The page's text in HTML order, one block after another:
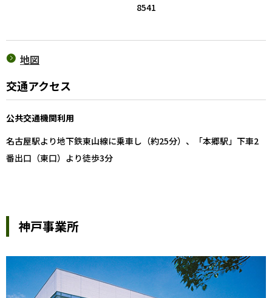
8541
地図
交通アクセス
公共交通機関利用
名古屋駅より地下鉄東山線に乗車し（約25分）、「本郷駅」下車2
番出口（東口）より徒歩3分
神戸事業所